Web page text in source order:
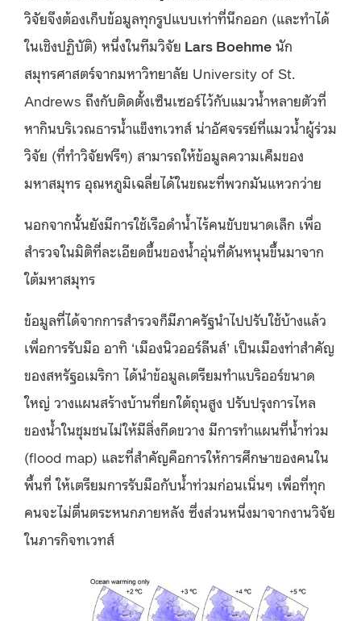
วิจัยจึงต้องเก็บข้อมูลทุกรูปแบบเท่าที่นึกออก (และทำได้
ในเชิงปฏิบัติ) หนึ่งในทีมวิจัย Lars Boehme นัก
สมุทรศาสตร์จากมหาวิทยาลัย University of St.
Andrews ถึงกับติดตั้งเซ็นเซอร์ไว้กับแมวน้ำหลายตัวที่
หากินบริเวณธารน้ำแข็งทเวทส์ น่าอัศจรรย์ที่แมวน้ำผู้ร่วม
วิจัย (ที่ทำวิจัยฟรีๆ) สามารถให้ข้อมูลความเค็มของ
มหาสมุทร อุณหภูมิเฉลี่ยได้ในขณะที่พวกมันแหวกว่าย
นอกจากนั้นยังมีการใช้เรือดำน้ำไร้คนขับขนาดเล็ก เพื่อ
สำรวจในมิติที่ละเอียดขึ้นของน้ำอุ่นที่ดันหนุนขึ้นมาจาก
ใต้มหาสมุทร
ข้อมูลที่ได้จากการสำรวจก็มีภาครัฐนำไปปรับใช้บ้างแล้ว
เพื่อการรับมือ อาทิ ‘เมืองนิวออร์ลีนส์’ เป็นเมืองท่าสำคัญ
ของสหรัฐอเมริกา ได้นำข้อมูลเตรียมทำแบริออร์ขนาด
ใหญ่ วางแผนสร้างบ้านที่ยกใต้ถุนสูง ปรับปรุงการไหล
ของน้ำในชุมชนไม่ให้มีสิ่งกีดขวาง มีการทำแผนที่น้ำท่วม
(flood map) และที่สำคัญคือการให้การศึกษาของคนใน
พื้นที่ ให้เตรียมการรับมือกับน้ำท่วมก่อนเนิ่นๆ เพื่อที่ทุก
คนจะไม่ตื่นตระหนกภายหลัง ซึ่งส่วนหนึ่งมาจากงานวิจัย
ในภารกิจทเวทส์